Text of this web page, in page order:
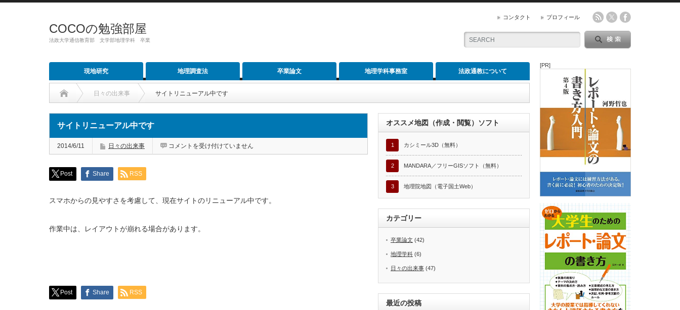
COCOの勉強部屋
法政大学通信教育部 文学部地理学科 卒業
コンタクト プロフィール
現地研究 地理調査法 卒業論文 地理学科事務室 法政通教について
日々の出来事 サイトリニューアル中です
サイトリニューアル中です
2014/6/11 日々の出来事
サ
中
で
コメントを受け付けていません
Post Share RSS
スマホからの見やすさを考慮して、現在サイトのリニューアル中です。
作業中は、レイアウトが崩れる場合があります。
Post Share RSS
オススメ地図（作成・閲覧）ソフト
1 カシミール3D（無料）
2 MANDARA／フリーGISソフト（無料）
3 地理院地図（電子国土Web）
カテゴリー
卒業論文 (42)
地理学科 (6)
日々の出来事 (47)
最近の投稿
[PR]